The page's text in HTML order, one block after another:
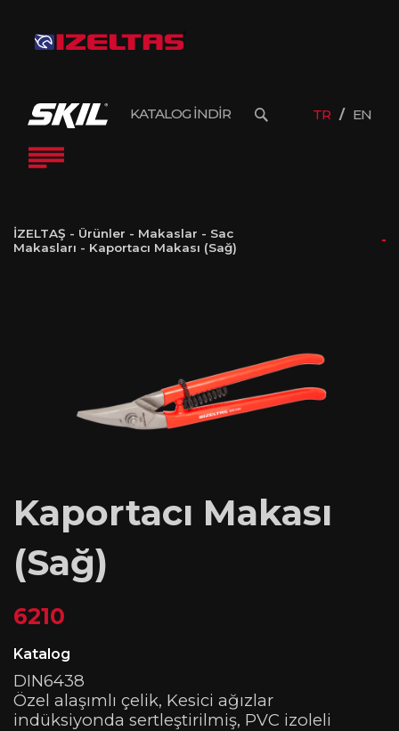
KATALOG İNDİR TR EN
İZELTAŞ - Ürünler - Makaslar - Sac
Makasları - Kaportacı Makası (Sağ)
Kaportacı Makası
(Sağ)
6210
Katalog
DIN6438
Özel alaşımlı çelik, Kesici ağızlar
indüksiyonda sertleştirilmiş, PVC izoleli